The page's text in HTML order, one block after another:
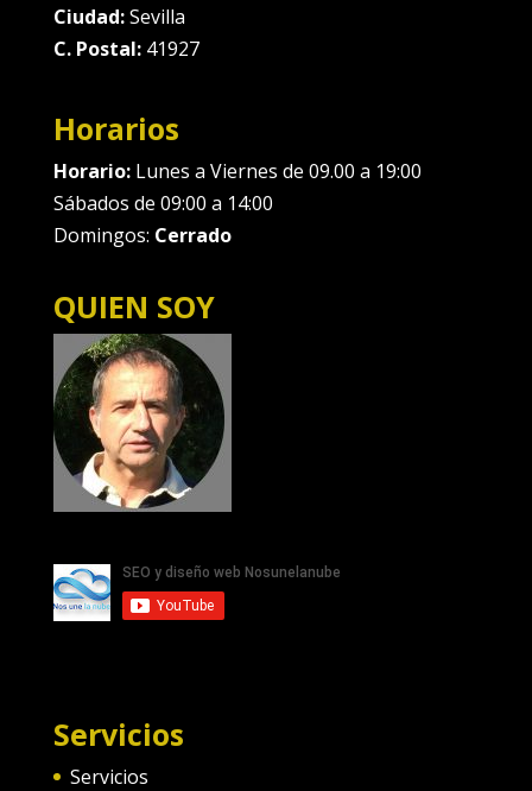
Ciudad:Sevilla
C. Postal:41927
Horarios
Horario:Lunes a Viernes de 09.00 a 19:00
Sábados de 09:00 a 14:00
Domingos: Cerrado
QUIEN SOY
Servicios
Servicios